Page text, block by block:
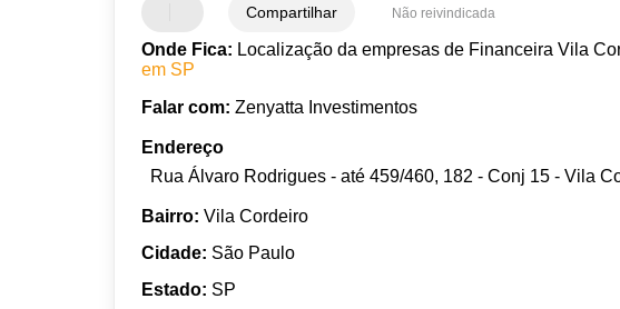
Compartilhar Não reivindicada
Onde Fica: Localização da empresas de Financeira Vila
em SP
Falar com: Zenyatta Investimentos
Endereço
Rua Álvaro Rodrigues - até 459/460, 182 - Conj 15 - Vila
Bairro: Vila Cordeiro
Cidade: São Paulo
Estado: SP